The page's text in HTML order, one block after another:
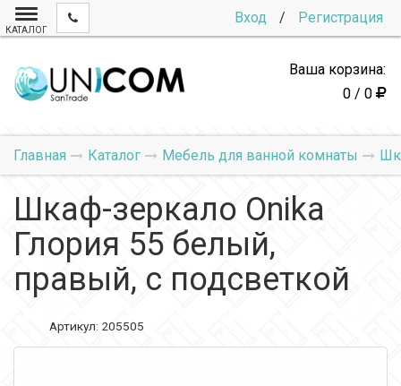
Вход / Регистрация
КАТАЛОГ
Ваша корзина:
0 / 0
Главная Каталог Мебель для ванной комнаты
Шкаф-зеркало Onika
Глория 55 белый,
правый, с подсветкой
Артикул: 205505